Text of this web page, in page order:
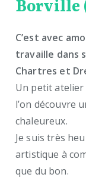
Borville
C’est avec
travaille dans
Chartres et
Un petit atelier
l’on découvre
chaleureux.
Je suis très
artistique à
que du bon.